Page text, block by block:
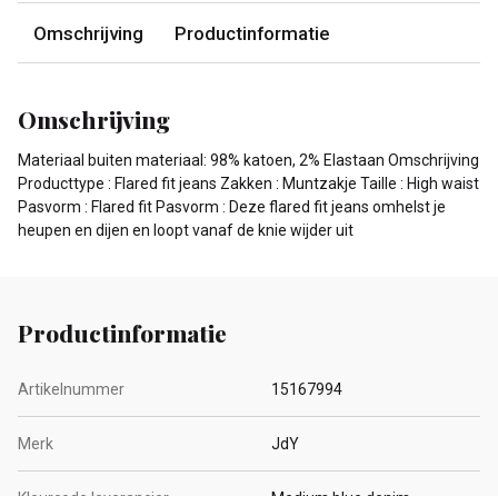
Omschrijving Productinformatie
Omschrijving
Materiaal buiten materiaal: 98% katoen, 2% Elastaan Omschrijving
Producttype : Flared fit jeans Zakken : Muntzakje Taille : High waist
Pasvorm : Flared fit Pasvorm : Deze flared fit jeans omhelst je
heupen en dijen en loopt vanaf de knie wijder uit
Productinformatie
Artikelnummer 15167994
Merk JdY